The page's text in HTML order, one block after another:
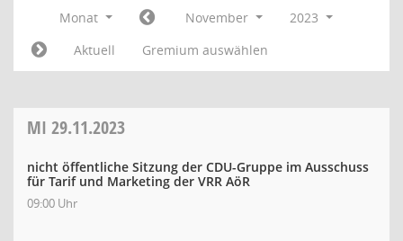
Monat November
2023
Aktuell
Gremium auswählen
MI 29.11.2023
nicht öffentliche Sitzung der CDU-Gruppe im Ausschuss
für Tarif und Marketing der VRR AöR
09:00 Uhr